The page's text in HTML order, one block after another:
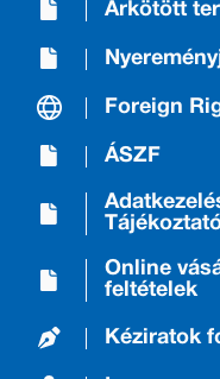
Árkötött
Foreign
ÁSZF
Online
feltételek
Kéziratok